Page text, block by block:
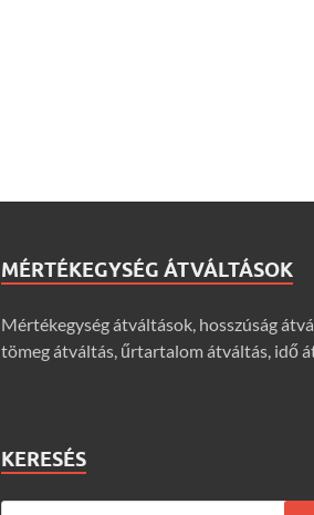
MÉRTÉKEGYSÉG ÁTVÁLTÁSOK
Mértékegység átváltások, hosszúság
tömeg átváltás, űrtartalom átváltás, idő
KERESÉS